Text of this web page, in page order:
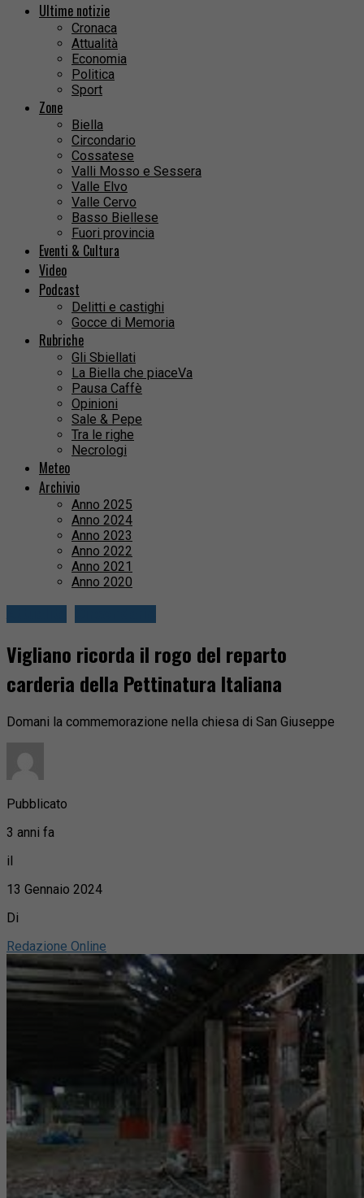
Ultime notizie
Cronaca
Attualità
Economia
Politica
Sport
Zone
Biella
Circondario
Cossatese
Valli Mosso e Sessera
Valle Elvo
Valle Cervo
Basso Biellese
Fuori provincia
Eventi & Cultura
Video
Podcast
Delitti e castighi
Gocce di Memoria
Rubriche
Gli Sbiellati
La Biella che piaceVa
Pausa Caffè
Opinioni
Sale & Pepe
Tra le righe
Necrologi
Meteo
Archivio
Anno 2025
Anno 2024
Anno 2023
Anno 2022
Anno 2021
Anno 2020
Vigliano ricorda il rogo del reparto
carderia della Pettinatura Italiana
Domani la commemorazione nella chiesa di San Giuseppe
Pubblicato
3 anni fa
il
13 Gennaio 2024
Di
Redazione Online